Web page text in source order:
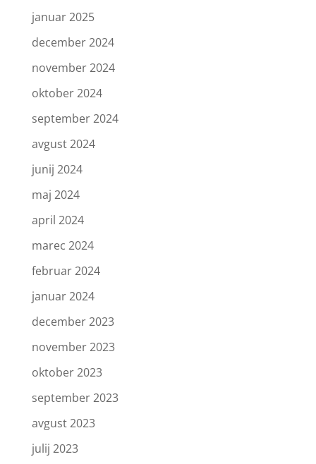
januar 2025
december 2024
november 2024
oktober 2024
september 2024
avgust 2024
junij 2024
maj 2024
april 2024
marec 2024
februar 2024
januar 2024
december 2023
november 2023
oktober 2023
september 2023
avgust 2023
julij 2023